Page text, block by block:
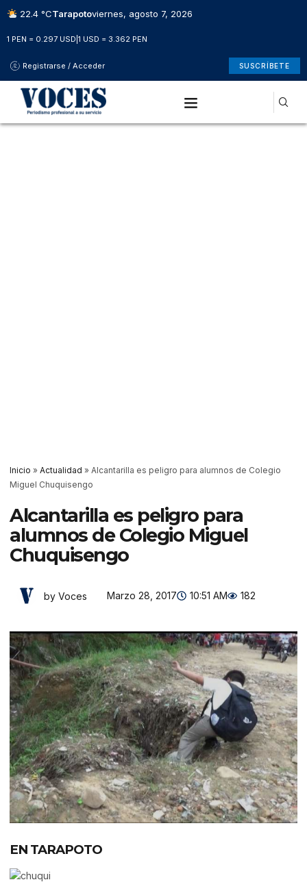
22.4 °CTarapotoviernes, agosto 7, 2026
1 PEN = 0.297 USD 1 USD = 3.362 PEN
Registrarse / Acceder SUSCRÍBETE
Inicio » Actualidad » Alcantarilla es peligro para alumnos de Colegio
Miguel Chuquisengo
Alcantarilla es peligro para
alumnos de Colegio Miguel
Chuquisengo
by Voces Marzo 28, 2017 10:51 AM 182
EN TARAPOTO